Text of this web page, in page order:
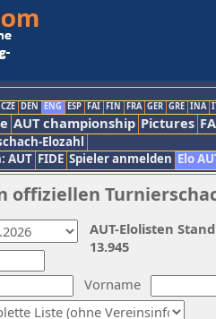
CZE DEN ENG ESP FAI FIN FRA GER GRE INA
AUT championship Pictures
Elozahl
AUT FIDE Spieler anmelden Elo
Vorname
AUT-Elolisten
13.945